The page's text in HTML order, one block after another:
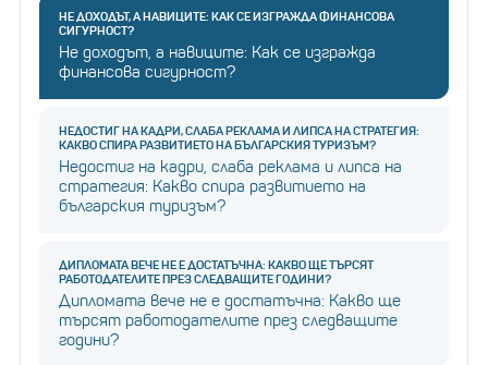
НЕ ДОХОДЪТ, А НАВИЦИТЕ: КАК СЕ ИЗГРАЖДА ФИНАНСОВА
СИГУРНОСТ?
Не доходът, а навиците: Как се изгражда
финансова сигурност?
НЕДОСТИГ НА КАДРИ, СЛАБА РЕКЛАМА И ЛИПСА НА СТРАТЕГИЯ:
КАКВО СПИРА РАЗВИТИЕТО НА БЪЛГАРСКИЯ ТУРИЗЪМ?
Недостиг на кадри, слаба реклама и липса на
стратегия: Какво спира развитието на
българския туризъм?
ДИПЛОМАТА ВЕЧЕ НЕ Е ДОСТАТЪЧНА: КАКВО ЩЕ ТЪРСЯТ
РАБОТОДАТЕЛИТЕ ПРЕЗ СЛЕДВАЩИТЕ ГОДИНИ?
Дипломата вече не е достатъчна: Какво ще
търсят работодателите през следващите
години?